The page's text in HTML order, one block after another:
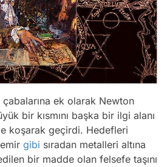
ek olarak Newton
bir kısmını başka bir ilgi alanı
koşarak geçirdi. Hedefleri
gibi sıradan metalleri altına
bir madde olan felsefe taşını